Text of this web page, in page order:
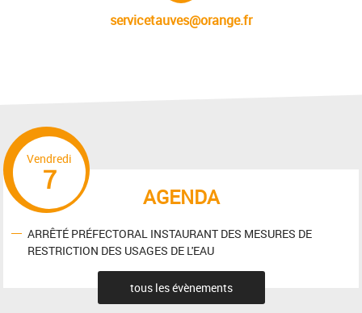
servicetauves@orange.fr
AGENDA
Vendredi
7
ARRÊTÉ PRÉFECTORAL INSTAURANT DES MESURES DE
RESTRICTION DES USAGES DE L'EAU
tous les évènements